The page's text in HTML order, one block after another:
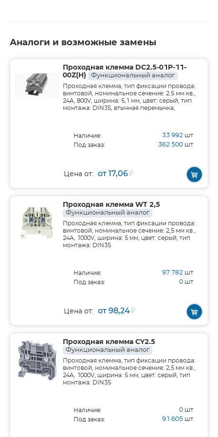
Аналоги и возможные замены
Проходная клемма DC2.5-01P-11-
00Z(H)
Функциональный аналог
Проходная клемма, тип фиксации провода:
винтовой, номинальное сечение: 2.5 мм кв.,
24A, 800V, ширина: 5,1 мм, цвет: серый, тип
монтажа: DIN35, втычная перемычка,
Наличие: 33 992 шт
Под заказ: 362 500 шт
Цена от: от 17,06₽
Проходная клемма WT 2,5
Функциональный аналог
Проходная клемма, тип фиксации провода:
винтовой, номинальное сечение: 2,5 мм кв.,
24A, 1000V, ширина: 5 мм, цвет: серый, тип
монтажа: DIN35
Наличие: 97 782 шт
Под заказ: 0 шт
Цена от: от 98,24₽
Проходная клемма CY2.5
Функциональный аналог
Проходная клемма, тип фиксации провода:
винтовой, номинальное сечение: 2,5 мм кв.,
24A, 1000V, ширина: 5 мм, цвет: серый, тип
монтажа: DIN35
Наличие: 0 шт
Под заказ: 91 605 шт